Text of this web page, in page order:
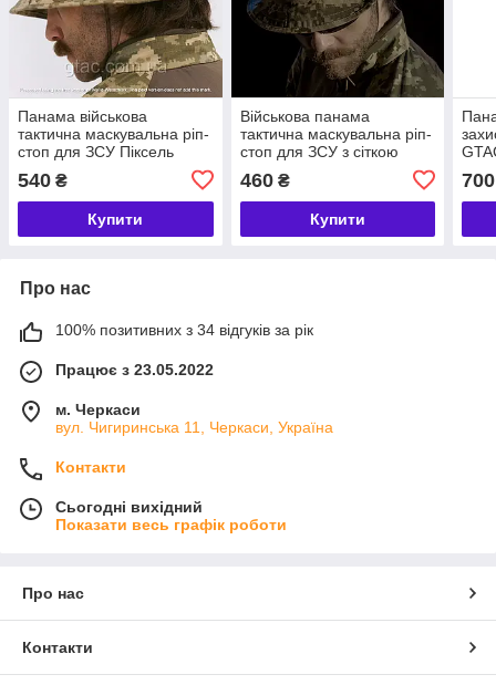
Панама військова
тактична маскувальна ріп-
стоп для ЗСУ Піксель
540 ₴
Купити
Військова панама
тактична маскувальна ріп-
стоп для ЗСУ з сіткою
камуфляж Піксель GTAC
56-58
460₴
Купити
700
Про нас
100% позитивних з 34 відгуків за рік
Працює з 23.05.2022
м. Черкаси
вул. Чигиринська 11, Черкаси, Україна
Контакти
Сьогодні вихідний
Показати весь графік роботи
Про нас
Контакти